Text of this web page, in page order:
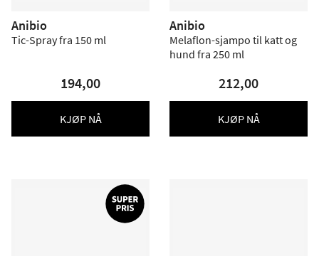
Anibio
Tic-Spray fra 150 ml
194,00
KJØP NÅ
Anibio
Melaflon-sjampo til katt og
hund fra 250 ml
212,00
KJØP NÅ